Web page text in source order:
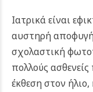
Ιατρικά είναι
αυστηρή
σχολαστική
πολλούς
έκθεση στον